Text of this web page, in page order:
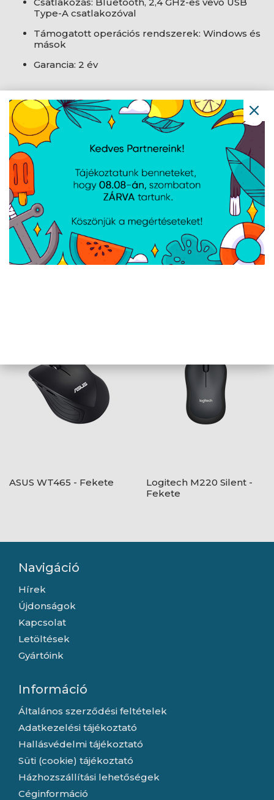
Type-A csatlakozóval
Támogatott operációs rendszerek: Windows és
mások
Garancia: 2 év
AJÁNLATUNKBÓL
ASUS WT465 - Fekete
Logitech M220 Silent -
Fekete
Navigáció
Hírek
Újdonságok
Kapcsolat
Letöltések
Gyártóink
Információ
Általános szerződési feltételek
Adatkezelési tájékoztató
Hallásvédelmi tájékoztató
Süti (cookie) tájékoztató
Házhozszállítási lehetőségek
Céginformáció